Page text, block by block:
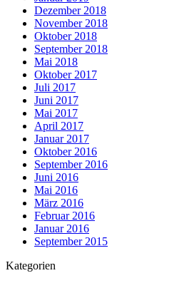
Dezember 2018
November 2018
Oktober 2018
September 2018
Mai 2018
Oktober 2017
Juli 2017
Juni 2017
Mai 2017
April 2017
Januar 2017
Oktober 2016
September 2016
Juni 2016
Mai 2016
März 2016
Februar 2016
Januar 2016
September 2015
Kategorien